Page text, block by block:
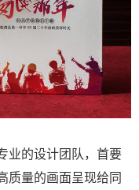
业的设计团队，首要
质量的画面呈现给同